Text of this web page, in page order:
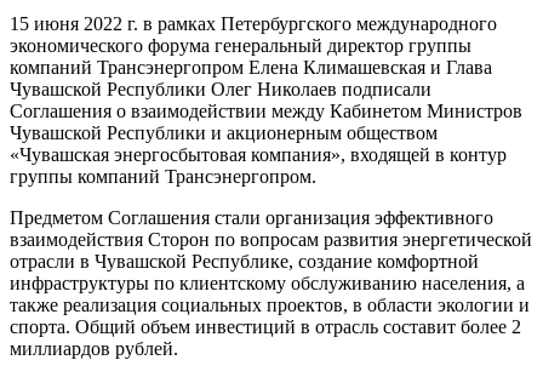
15 июня 2022 г. в рамках Петербургского международного
экономического форума генеральный директор группы
компаний Трансэнергопром Елена Климашевская и Глава
Чувашской Республики Олег Николаев подписали
Соглашения о взаимодействии между Кабинетом Министров
Чувашской Республики и акционерным обществом
«Чувашская энергосбытовая компания», входящей в контур
группы компаний Трансэнергопром.
Предметом Соглашения стали организация эффективного
взаимодействия Сторон по вопросам развития энергетической
отрасли в Чувашской Республике, создание комфортной
инфраструктуры по клиентскому обслуживанию населения, а
также реализация социальных проектов, в области экологии и
спорта. Общий объем инвестиций в отрасль составит более 2
миллиардов рублей.